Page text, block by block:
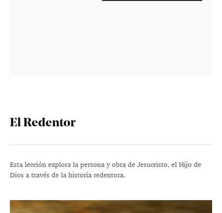
El Redentor
Esta lección explora la persona y obra de Jesucristo, el Hijo de
Dios a través de la historia redentora.